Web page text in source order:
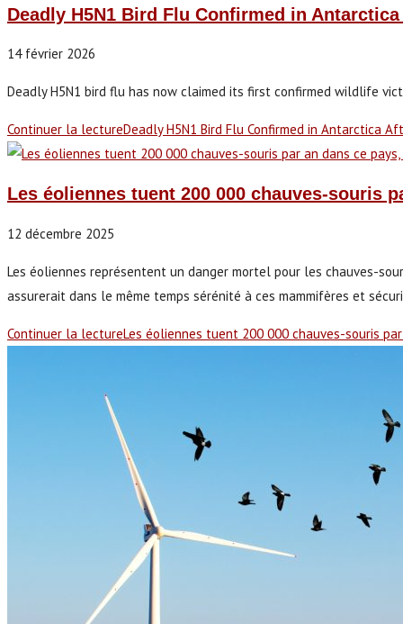
Deadly H5N1 Bird Flu Confirmed in
14 février 2026
Deadly H5N1 bird flu has now claimed its first confirmed wildlife
Continuer la lectureDeadly H5N1 Bird Flu Confirmed in Antarctica
Les éoliennes tuent 200 000 chauves-souris
12 décembre 2025
Les éoliennes représentent un danger mortel pour les chauves-
assurerait dans le même temps sérénité à ces mammifères et
Continuer la lectureLes éoliennes tuent 200 000 chauves-souris